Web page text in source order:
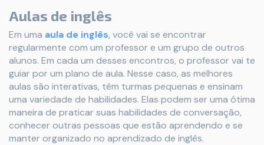
Aulas de inglês
Em uma aula de inglês, você vai se encontrar
regularmente com um professor e um grupo de outros
alunos. Em cada um desses encontros, o professor vai te
guiar por um plano de aula. Nesse caso, as melhores
aulas são interativas, têm turmas pequenas e ensinam
uma variedade de habilidades. Elas podem ser uma ótima
maneira de praticar suas habilidades de conversação,
conhecer outras pessoas que estão aprendendo e se
manter organizado no aprendizado de inglês.